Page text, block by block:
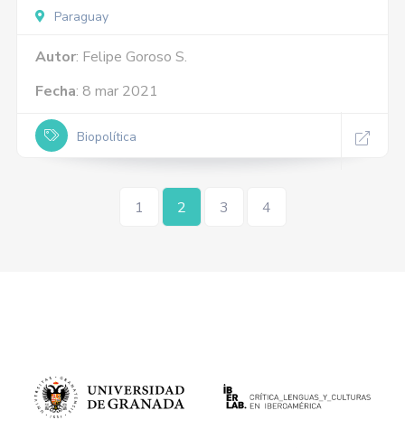
Paraguay
Autor: Felipe Goroso S.
Fecha: 8 mar 2021
Biopolítica
1 2 3 4